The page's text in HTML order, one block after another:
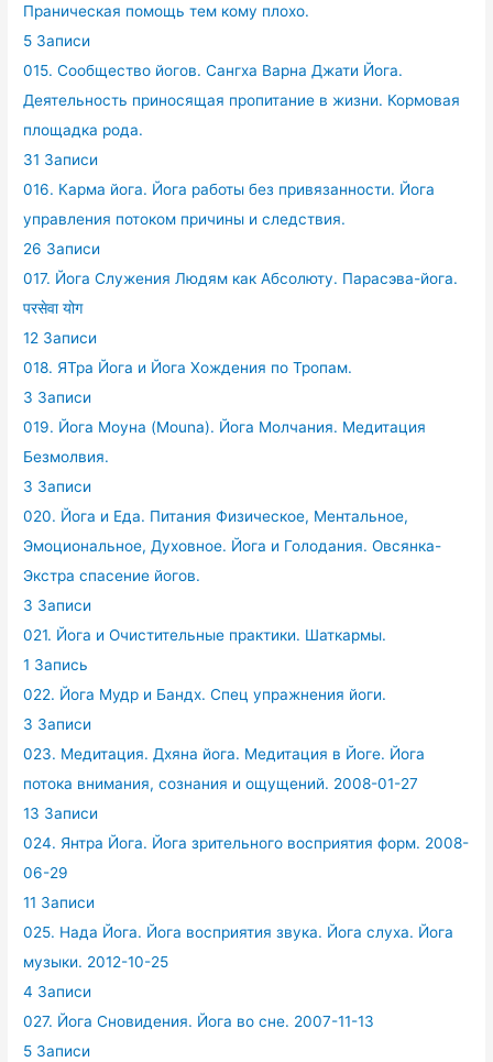
Праническая помощь тем кому плохо.
5 Записи
015. Сообщество йогов. Сангха Варна Джати Йога.
Деятельность приносящая пропитание в жизни. Кормовая
площадка рода.
31 Записи
016. Карма йога. Йога работы без привязанности. Йога
управления потоком причины и следствия.
26 Записи
017. Йога Служения Людям как Абсолюту. Парасэва-йога.
परसेवा योग
12 Записи
018. ЯТра Йога и Йога Хождения по Тропам.
3 Записи
019. Йога Моуна (Mouna). Йога Молчания. Медитация
Безмолвия.
3 Записи
020. Йога и Еда. Питания Физическое, Ментальное,
Эмоциональное, Духовное. Йога и Голодания. Овсянка-
Экстра спасение йогов.
3 Записи
021. Йога и Очистительные практики. Шаткармы.
1 Запись
022. Йога Мудр и Бандх. Спец упражнения йоги.
3 Записи
023. Медитация. Дхяна йога. Медитация в Йоге. Йога
потока внимания, сознания и ощущений. 2008-01-27
13 Записи
024. Янтра Йога. Йога зрительного восприятия форм. 2008-
06-29
11 Записи
025. Нада Йога. Йога восприятия звука. Йога слуха. Йога
музыки. 2012-10-25
4 Записи
027. Йога Сновидения. Йога во сне. 2007-11-13
5 Записи